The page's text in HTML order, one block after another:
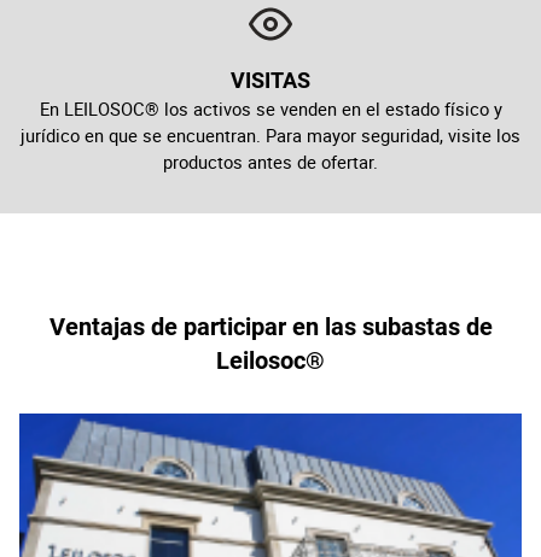
VISITAS
En LEILOSOC® los activos se venden en el estado físico y
jurídico en que se encuentran. Para mayor seguridad, visite los
productos antes de ofertar.
Ventajas de participar en las subastas de
Leilosoc®